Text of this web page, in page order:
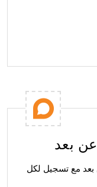
بعد
بعد مع تسجيل لكل